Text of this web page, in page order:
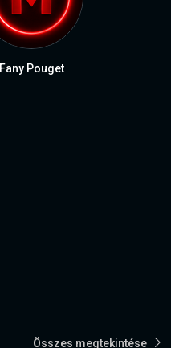
Fany Pouget
Összes megtekintése